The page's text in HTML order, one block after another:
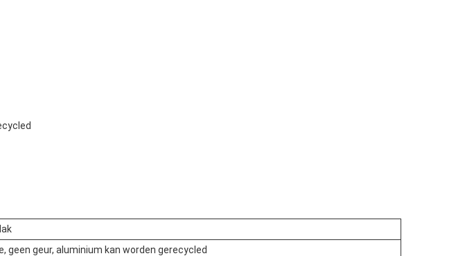
geen geur, aluminium kan worden gerecycled